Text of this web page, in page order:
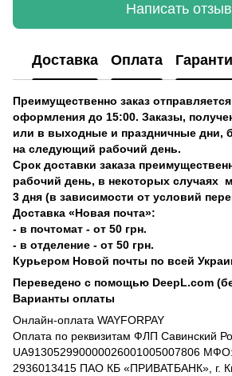
Написать отзыв
Доставка Оплата
Преимущественно заказ
оформления до 15:00. Заказы,
или в выходные и праздничные дни,
на следующий рабочий день.
Срок доставки заказа
рабочий день, в некоторых случаях
3 дня (в зависимости от условий
Доставка «Новая почта»:
- в почтомат - от 50 грн.
- в отделение - от 50 грн.
Курьером Новой почты по всей
Переведено с помощью DeepL.com
Варианты оплаты
Онлайн-оплата WAYFORPAY
Оплата по реквизитам ФЛП Савинский
UA913052990000026001005007806
2936013415 ПАО КБ «ПРИВАТБАНК», г.